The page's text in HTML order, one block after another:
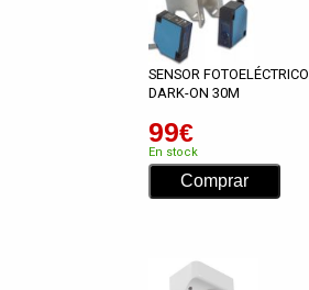
SENSOR FOTOELÉCTRICO
DARK-ON 30M
99€
En stock